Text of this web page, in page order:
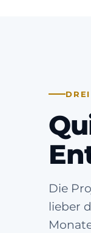
DREI
Die
lieber